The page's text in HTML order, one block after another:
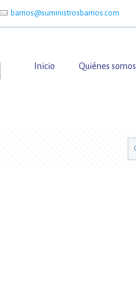
barrios@suministrosbarrios.com
Inicio Quiénes somos